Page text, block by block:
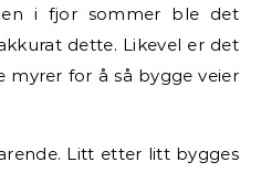
i fjor sommer ble det
dette. Likevel er det
for å så bygge veier
Litt etter litt bygges